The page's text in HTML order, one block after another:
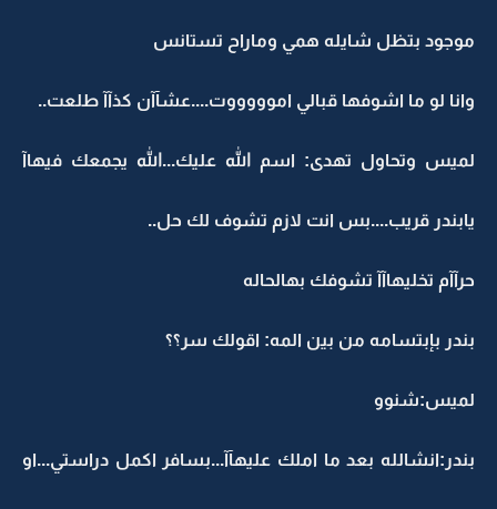
موجود بتظل شايله همي وماراح تستانس
وانا لو ما اشوفها قبالي اموووووت....عشآآن كذآآ طلعت..
لميس وتحاول تهدى: اسم الله عليك...الله يجمعك فيهاآ
يابندر قريب....بس انت لازم تشوف لك حل..
حرآآم تخليهاآآ تشوفك بهالحاله
بندر بإبتسامه من بين المه: اقولك سر؟؟
لميس:شنوو
بندر:انشالله بعد ما املك عليهآآ...بسافر اكمل دراستي...او